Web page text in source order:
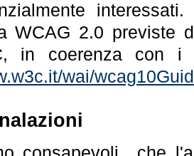
WCAG 2.0 previste
in coerenza con i
wai/